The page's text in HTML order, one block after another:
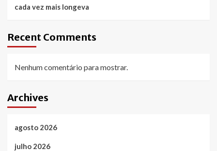
cada vez mais longeva
Recent Comments
Nenhum comentário para mostrar.
Archives
agosto 2026
julho 2026